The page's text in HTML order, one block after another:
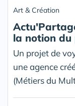
Art & Création
la notion
Un projet de
une agence
(Métiers du